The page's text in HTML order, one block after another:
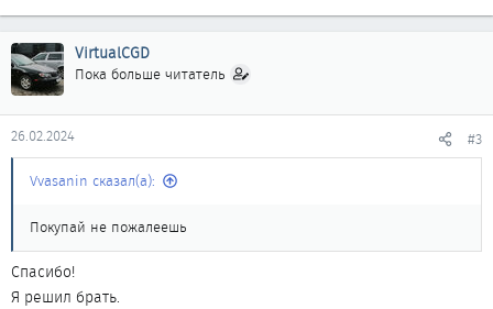
сравнению с Ланосом, но я не гонщик... Двигатель настолько
О проблемках. Не включаются моторчики охлаждения
радиатора. Надо постучать по ним чем то, тогда стартуют. И
еще, я так понял, традиционная болячка - глохнет после старта
если не нажать газку.
Чем чреваты эти поломки? Ремонт дорого обойдется?
Всем спасибо за подсказки !
VirtualCGD
Пока больше читатель
26.02.2024 #3
Vvasanin сказал(а):
Покупай не пожалеешь
Спасибо!
Я решил брать.